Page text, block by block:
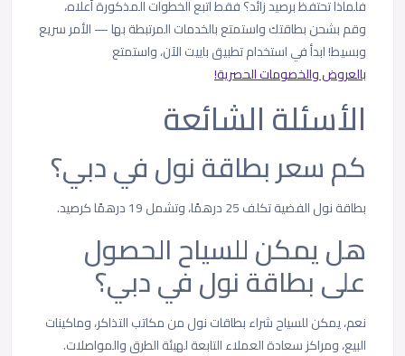
فلماذا تحتفظ برصيد زائد؟ فقط اتبع الخطوات المذكورة أعلاه،
وقم بشحن بطاقتك واستمتع بالخدمات المرتبطة بها — الأمر سريع
وبسيط! ابدأ في استخدام تطبيق باييت الآن، واستمتع
بالعروض والخصومات الحصرية!
الأسئلة الشائعة
كم سعر بطاقة نول في دبي؟
بطاقة نول الفضية تكلف 25 درهمًا، وتشمل 19 درهمًا كرصيد.
هل يمكن للسياح الحصول
على بطاقة نول في دبي؟
نعم، يمكن للسياح شراء بطاقات نول من مكاتب التذاكر، وماكينات
البيع، ومراكز سعادة العملاء التابعة لهيئة الطرق والمواصلات.